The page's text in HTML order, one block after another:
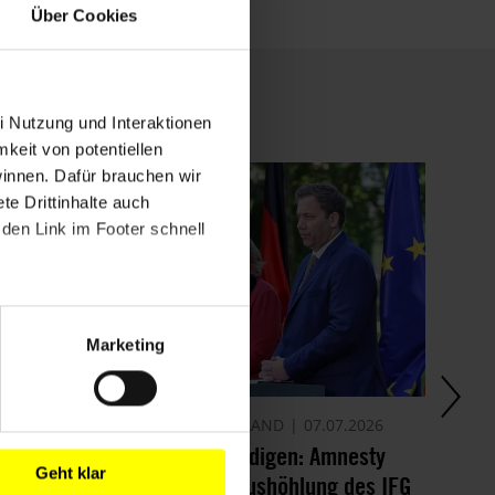
Über Cookies
Nutzung und Interaktionen
von potentiellen
Dafür brauchen wir
Drittinhalte auch
Link im Footer schnell
Marketing
Geht klar
DEUTSCHLAND 07.07.2026
Informationsfreiheit verteidigen: Amnesty
unterstützt Appell gegen Aushöhlung des IFG